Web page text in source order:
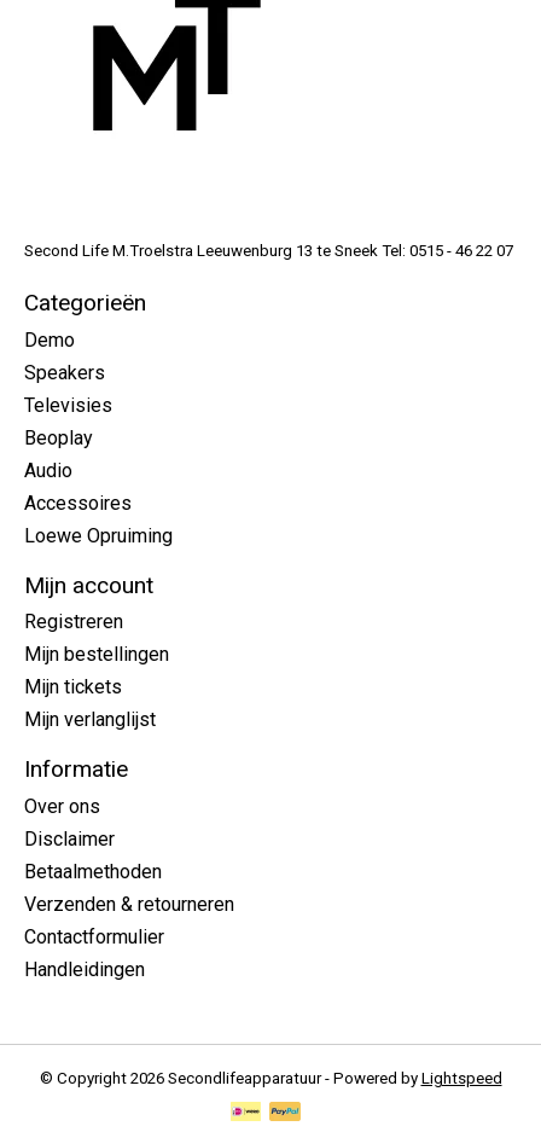
Second Life M.Troelstra Leeuwenburg 13 te Sneek Tel: 0515 - 46 22 07
Categorieën
Demo
Speakers
Televisies
Beoplay
Audio
Accessoires
Loewe Opruiming
Mijn account
Registreren
Mijn bestellingen
Mijn tickets
Mijn verlanglijst
Informatie
Over ons
Disclaimer
Betaalmethoden
Verzenden & retourneren
Contactformulier
Handleidingen
© Copyright 2026 Secondlifeapparatuur - Powered by Lightspeed